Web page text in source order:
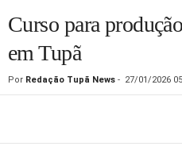
Curso para
em Tupã
Por Redação Tupã News - 27/01/2026